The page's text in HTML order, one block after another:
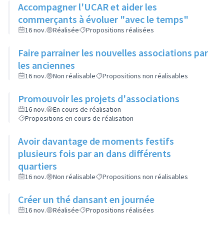
Accompagner l'UCAR et aider les
commerçants à évoluer "avec le temps"
16 nov. Réalisée Propositions réalisées
Faire parrainer les nouvelles associations par
les anciennes
16 nov. Non réalisable Propositions non réalisables
Promouvoir les projets d'associations
16 nov.
En cours de réalisation
Propositions en cours de réalisation
Avoir davantage de moments festifs
plusieurs fois par an dans différents
quartiers
16 nov. Non réalisable Propositions non réalisables
Créer un thé dansant en journée
16 nov. Réalisée Propositions réalisées